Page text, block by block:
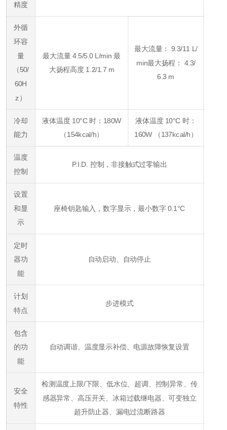
精度
外循
环容
量
（50/
60H
z）
最大流量 4.5/5.0 L/min 最
大扬程高度 1.2/1.7 m
最大流量： 9.3/11 L/
min最大扬程： 4.3/
6.3 m
冷却
能力
液体温度 10°C 时：180W
（154kcal/h）
液体温度 10°C 时：
160W （137kcal/h）
温度
控制
P.I.D. 控制，非接触式过零输出
设置
和显
示
座椅钥匙输入，数字显示，最小数字 0.1°C
定时
器功
能
自动启动、自动停止
计划
特点
步进模式
包含
的功
能
自动调谐、温度显示补偿、电源故障恢复设置
安全
特性
检测温度上限/下限、低水位、超调、控制异常、传
感器异常、高压开关、冰箱过载继电器、可变独立
超升防止器、漏电过流断路器